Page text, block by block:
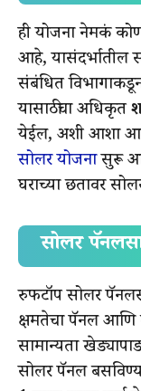
ही योजना नेमकं
आहे, यासंदर्भातील
संबंधित
यासाठीचा अधिकृत
येईल, अशी आशा
सोलर योजनासुरू
घराच्या छतावर
सोलर
रुफटॉप सोलर
क्षमतेचा पॅनल आणि
सामान्यता
सोलर पॅनल